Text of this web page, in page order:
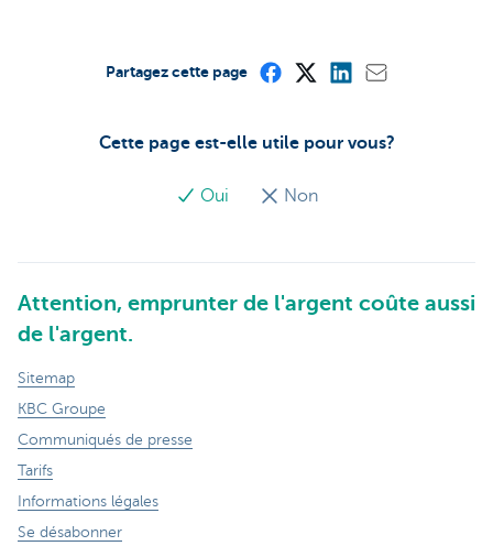
Cette page est-elle utile pour vous?
Oui Non
Partagez cette page
Attention, emprunter de l'argent coûte aussi
de l'argent.
Sitemap
KBC Groupe
Communiqués de presse
Tarifs
Informations légales
Se désabonner